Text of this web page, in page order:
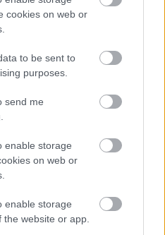
cookies on web or
to be sent to
purposes.
send me
enable storage
on web or
enable storage
website or app.
lesz, de lehet, hogy
a Tényeket és úgy látszik,
unalmas nevű hírműsort